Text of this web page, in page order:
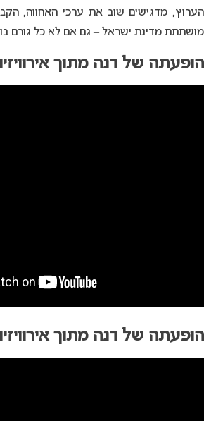
הערוץ, מדגישים שוב את ערכי האחווה,
מושתתת מדינת ישראל – גם אם לא כל גורם
הופעתה של דנה מתוך אירוויזיון
הופעתה של דנה מתוך אירוויזיון